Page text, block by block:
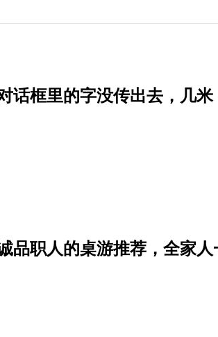
话框里的字没传出去，几米
品职人的桌游推荐，全家